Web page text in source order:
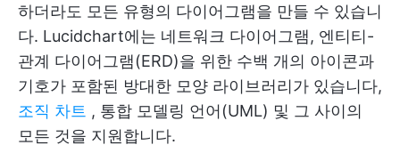
하더라도 모든 유형의 다이어그램을 만들 수 있습니
다. Lucidchart에는 네트워크 다이어그램, 엔티티-
관계 다이어그램(ERD)을 위한 수백 개의 아이콘과
기호가 포함된 방대한 모양 라이브러리가 있습니다,
조직 차트 , 통합 모델링 언어(UML) 및 그 사이의
모든 것을 지원합니다.